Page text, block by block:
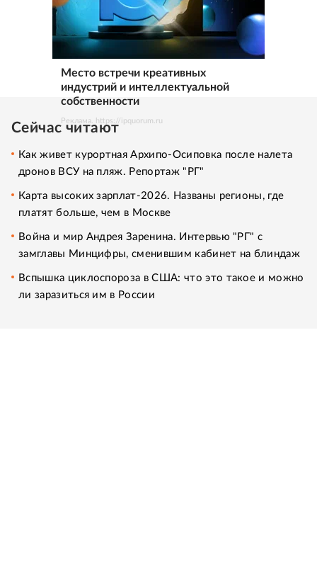
Место встречи креативных
индустрий и интеллектуальной
собственности
Реклама. https://ipquorum.ru
Сейчас читают
Как живет курортная Архипо-Осиповка после налета
дронов ВСУ на пляж. Репортаж "РГ"
Карта высоких зарплат-2026. Названы регионы, где
платят больше, чем в Москве
Война и мир Андрея Заренина. Интервью "РГ" с
замглавы Минцифры, сменившим кабинет на блиндаж
Вспышка циклоспороза в США: что это такое и можно
ли заразиться им в России